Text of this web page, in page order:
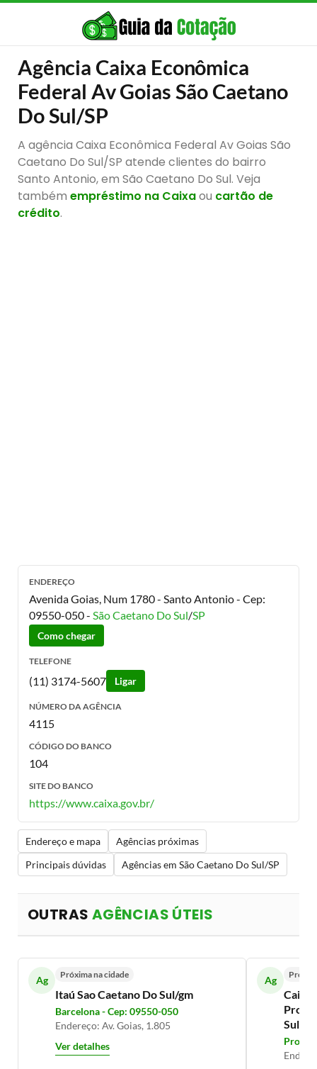
Agência Caixa Econômica
Federal Av Goias São Caetano
Do Sul/SP
A agência Caixa Econômica Federal Av Goias São
Caetano Do Sul/SP atende clientes do bairro
Santo Antonio, em São Caetano Do Sul. Veja
também empréstimo na Caixaou cartão de
crédito.
ENDEREÇO
Avenida Goias, Num 1780 - Santo Antonio- Cep:
09550-050- São Caetano Do Sul/SP
Como chegar
TELEFONE
(11) 3174-5607 Ligar
NÚMERO DA AGÊNCIA
4115
CÓDIGO DO BANCO
104
SITE DO BANCO
https://www.caixa.gov.br/
Endereço e mapa
Agências próximas
Principais dúvidas
Agências em São Caetano Do Sul/SP
OUTRAS AGÊNCIAS ÚTEIS
Ag Próxima na cidade
Itaú Sao Caetano Do Sul/gm
Barcelona - Cep: 09550-050
Endereço: Av. Goias, 1.805
Ver detalhes
Ag
Caixa
Sul/SP